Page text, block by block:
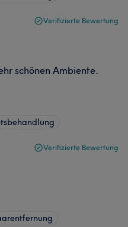
Verifizierte Bewertung
schönen Ambiente.
Verifizierte Bewertung